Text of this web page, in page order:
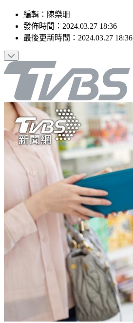
編輯 ： 陳樂珊
發佈時間： 2024.03.27 18:36
最後更新時間： 2024.03.27 18:36